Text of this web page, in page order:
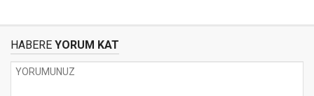
HABERE YORUM KAT